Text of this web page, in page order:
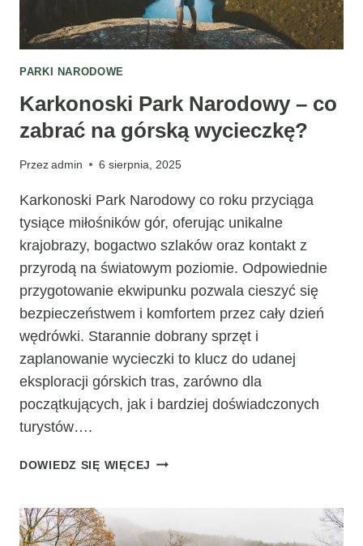
PARKI NARODOWE
Karkonoski Park Narodowy – co
zabrać na górską wycieczkę?
Przezadmin 6 sierpnia, 2025
Karkonoski Park Narodowy co roku przyciąga
tysiące miłośników gór, oferując unikalne
krajobrazy, bogactwo szlaków oraz kontakt z
przyrodą na światowym poziomie. Odpowiednie
przygotowanie ekwipunku pozwala cieszyć się
bezpieczeństwem i komfortem przez cały dzień
wędrówki. Starannie dobrany sprzęt i
zaplanowanie wycieczki to klucz do udanej
eksploracji górskich tras, zarówno dla
początkujących, jak i bardziej doświadczonych
turystów….
DOWIEDZ SIĘ WIĘCEJ KARKONOSKI
CO